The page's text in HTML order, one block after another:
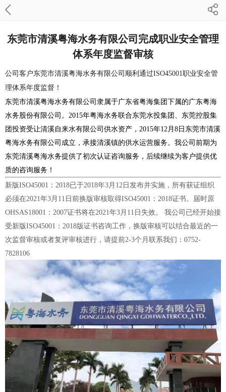
东莞市清溪粤海水务有限公司完成职业安全管理
体系年度监督审核
公司客户东莞市清溪粤海水务有限公司顺利通过ISO45001职业安全管
理体系年度监督！
东莞市清溪粤海水务有限公司隶属于广东省粤海集团下属的广东粤海
水务股份有限公司。2015年粤海水务联合东莞水投集团、东莞控股集
团投资受让清溪自来水有限公司供水资产，2015年12月8日东莞市清溪
粤海水务有限公司成立，承接清溪镇的供水运营服务。我公司前期为
东莞清溪粤海水务提供了初次认证咨询服务，后续继续为客户提供优
质的咨询服务！
新版ISO45001：2018已于2018年3月12日发布并实施，所有获证组织
必须在2021年3月11日前换版审核取得ISO45001：2018证书。届时原
OHSAS18001：2007证书将在2021年3月11日失效。 我公司已经开始接
受新版ISO45001：2018版证书咨询工作，换版审核可以结合最近的一
次监督审核或者复评审核进行，请提前2-3个月联系我们 ：0752-
7828106